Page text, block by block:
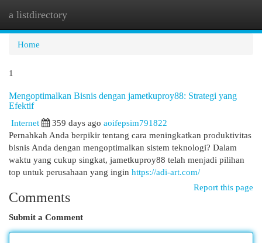
a listdirectory
Home
1
Mengoptimalkan Bisnis dengan jametkuproy88: Strategi yang
Efektif
Internet
359 days ago aoifepsim791822
Pernahkah Anda berpikir tentang cara meningkatkan produktivitas
bisnis Anda dengan mengoptimalkan sistem teknologi? Dalam
waktu yang cukup singkat, jametkuproy88 telah menjadi pilihan
top untuk perusahaan yang ingin https://adi-art.com/
Report this page
Comments
Submit a Comment